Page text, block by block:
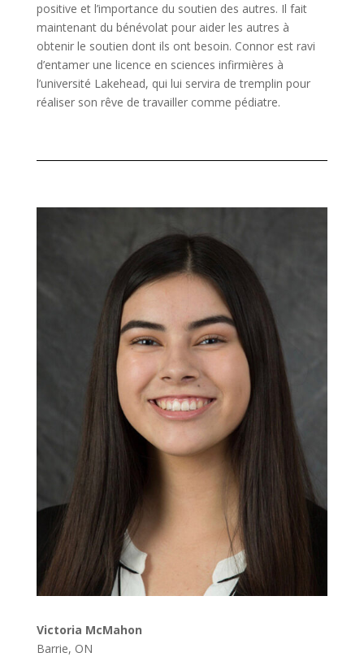
positive et l’importance du soutien des autres. Il fait
maintenant du bénévolat pour aider les autres à
obtenir le soutien dont ils ont besoin. Connor est ravi
d’entamer une licence en sciences infirmières à
l’université Lakehead, qui lui servira de tremplin pour
réaliser son rêve de travailler comme pédiatre.
Victoria McMahon
Barrie, ON